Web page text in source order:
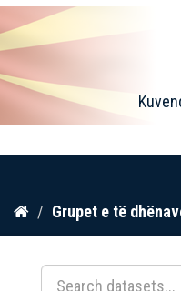
Kalo
përmbajtja
Grupet e të